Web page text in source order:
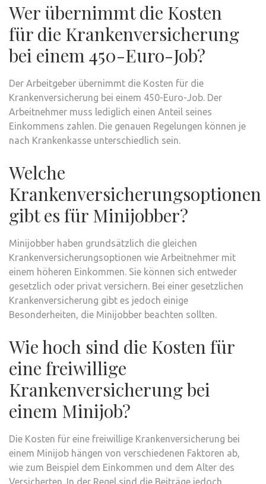
Wer übernimmt die Kosten
für die Krankenversicherung
bei einem 450-Euro-Job?
Der Arbeitgeber übernimmt die Kosten für die
Krankenversicherung bei einem 450-Euro-Job. Der
Arbeitnehmer muss lediglich einen Anteil seines
Einkommens zahlen. Die genauen Regelungen können je
nach Krankenkasse unterschiedlich sein.
Welche
Krankenversicherungsoptionen
gibt es für Minijobber?
Minijobber haben grundsätzlich die gleichen
Krankenversicherungsoptionen wie Arbeitnehmer mit
einem höheren Einkommen. Sie können sich entweder
gesetzlich oder privat versichern. Bei einer gesetzlichen
Krankenversicherung gibt es jedoch einige
Besonderheiten, die Minijobber beachten sollten.
Wie hoch sind die Kosten für
eine freiwillige
Krankenversicherung bei
einem Minijob?
Die Kosten für eine freiwillige Krankenversicherung bei
einem Minijob hängen von verschiedenen Faktoren ab,
wie zum Beispiel dem Einkommen und dem Alter des
Versicherten. In der Regel sind die Beiträge jedoch